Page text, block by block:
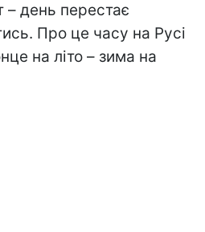
– день перестає
Про це часу на Русі
на літо – зима на